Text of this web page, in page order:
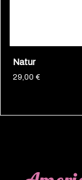
Natur
29,00 €